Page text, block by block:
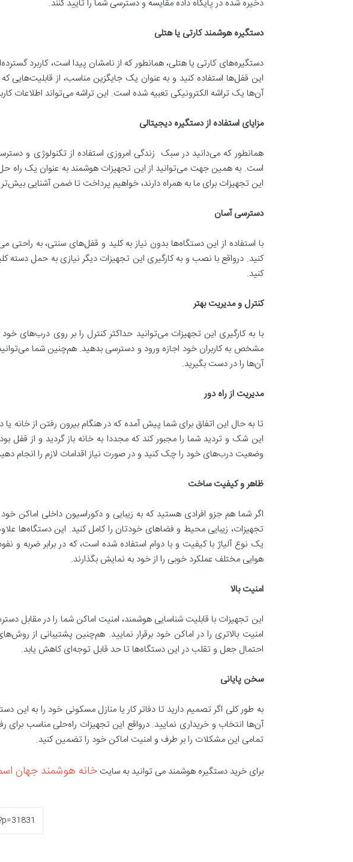
ذخیره شده در پایگاه داده مقایسه و دسترسی شما را تایید کنند.
دستگیره هوشمند کارتی یا هتلی
دستگیره‌های کارتی یا هتلی، همانطور که از نامشان پیدا است، کاربرد
آن‌ها یک تراشه الکترونیکی تعبیه شده است. این تراشه می‌تواند اطلاعات
مزایای استفاده از دستگیره دیجیتالی
همانطور که می‌دانید در سبک زندگی امروزی استفاده از تکنولوژی و
است. به همین جهت می‌توانید از این تجهیزات هوشمند به عنوان یک راه حل
این تجهیزات برای ما به همراه دارند، خواهیم پرداخت تا ضمن آشنایی
دسترسی آسان
با استفاده از این دستگاه‌ها بدون نیاز به کلید و قفل‌های سنتی، به
کنید. درواقع با نصب و به کارگیری این تجهیزات دیگر نیازی به حمل دسته
کنید.
کنترل و مدیریت بهتر
با به کارگیری این تجهیزات می‌توانید حداکثر کنترل را بر روی درب‌های
مشخص به کاربران خود اجازه ورود و دسترسی بدهید. هم‌چنین شما می‌توانید
آن‌ها را در دست بگیرید.
مدیریت از راه دور
تا به حال این اتفاق برای شما پیش آمده که در هنگام بیرون رفتن از خانه
این شک و تردید شما را مجبور کند که مجددا به خانه باز گردید و از قفل
وضعیت درب‌های خود را چک کنید و در صورت نیاز اقدامات لازم را انجام
ظاهر و کیفیت ساخت
اگر شما هم جزو افرادی هستید که به زیبایی و دکوراسیون داخلی
تجهیزات، زیبایی محیط و فضاهای خودتان را کامل کنید. این دستگاه‌ها
یک نوع آلیاژ با کیفیت و با دوام استفاده شده است، که در برابر ضربه و
هوایی مختلف عملکرد خوبی را از خود به نمایش بگذارند.
امنیت بالا
این تجهیزات با قابلیت شناسایی هوشمند، امنیت اماکن شما را در مقابل
امنیت بالاتری را در اماکن خود برقرار نمایید. هم‌چنین پشتیبانی از
احتمال جعل و تقلب در این دستگاه‌ها تا حد قابل توجه‌ای کاهش یابد.
سخن پایانی
به طور کلی اگر تصمیم دارید تا دفاتر کار یا منازل مسکونی خود را به این
آن‌ها انتخاب و خریداری نمایید. درواقع این تجهیزات راه‌حلی مناسب
تمامی این مشکلات را بر طرف و امنیت اماکن خود را تضمین کنید.
برای خرید دستگیره هوشمند می توانید به سایتخانه هوشمند جهان